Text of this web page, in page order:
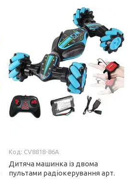
CV8818-86A
Дитяча машинка із двома
пультами радіокерування арт.